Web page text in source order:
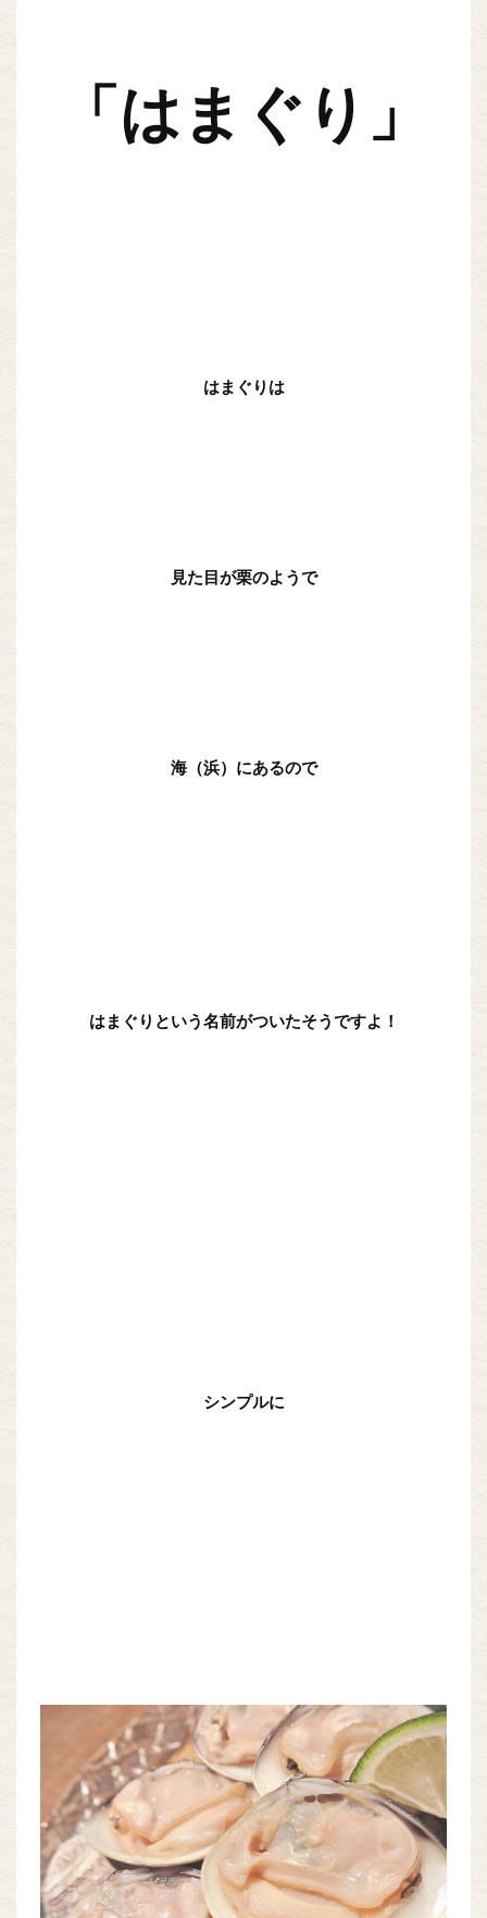
「はまぐり」
はまぐりは
見た目が栗のようで
海（浜）にあるので
はまぐりという名前がついたそうですよ！
シンプルに